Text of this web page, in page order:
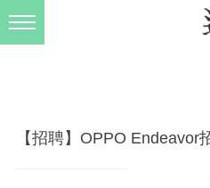
【招聘】OPPO Endeavor